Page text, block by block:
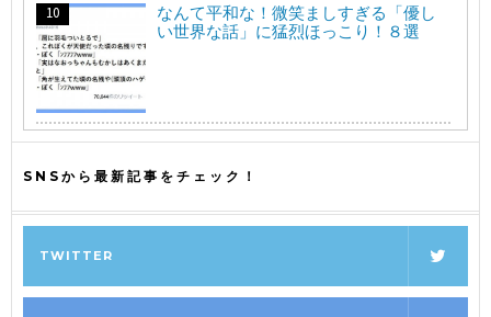
なんて平和な！微笑ましすぎる「優し
い世界な話」に猛烈ほっこり！８選
SNSから最新記事をチェック！
TWITTER